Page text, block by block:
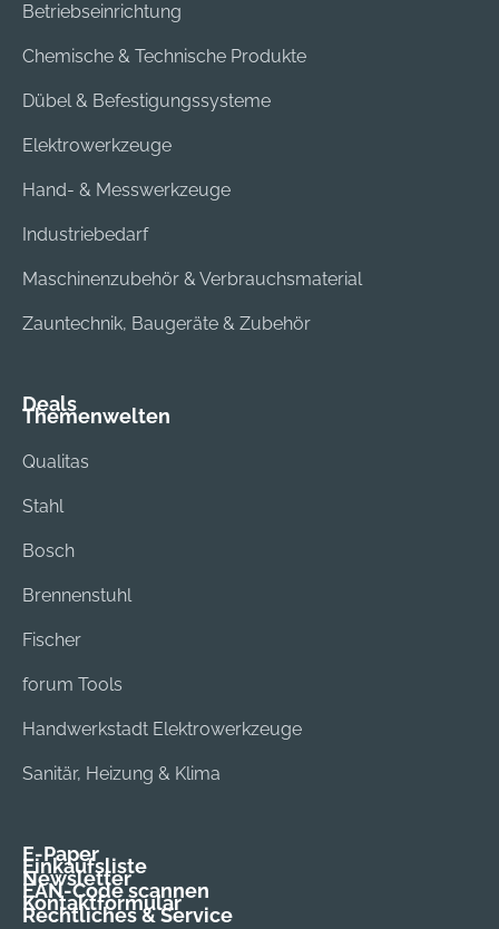
Betriebseinrichtung
Chemische & Technische Produkte
Dübel & Befestigungssysteme
Elektrowerkzeuge
Hand- & Messwerkzeuge
Industriebedarf
Maschinenzubehör & Verbrauchsmaterial
Zauntechnik, Baugeräte & Zubehör
Deals
Themenwelten
Qualitas
Stahl
Bosch
Brennenstuhl
Fischer
forum Tools
Handwerkstadt Elektrowerkzeuge
Sanitär, Heizung & Klima
E-Paper
Einkaufsliste
Newsletter
EAN-Code scannen
Kontaktformular
Rechtliches & Service